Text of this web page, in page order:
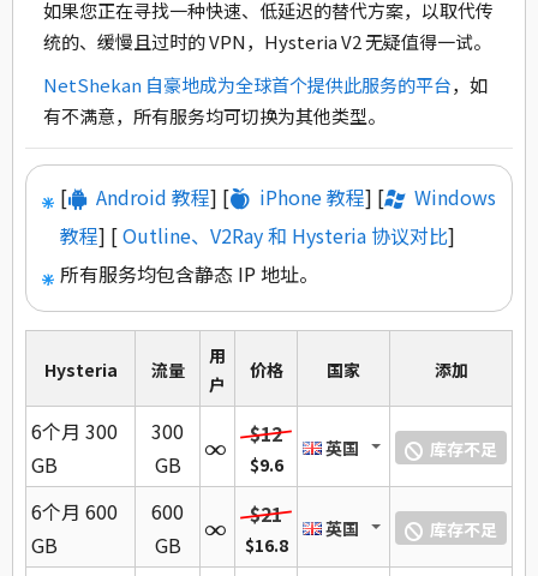
如果您正在寻找一种快速、低延迟的替代方案，以取代传
统的、缓慢且过时的 VPN，Hysteria V2 无疑值得一试。
NetShekan 自豪地成为全球首个提供此服务的平台，如
有不满意，所有服务均可切换为其他类型。
[ Android 教程] [ iPhone 教程] [
Windows
教程] [Outline、V2Ray 和 Hysteria 协议对比]
所有服务均包含静态 IP 地址。
Hysteria 流量
用
户
价格 国家 添加
6个月 300
GB
300
GB
$12
$9.6
英国 库存不足
6个月 600
GB
600
GB
$21
$16.8
英国 库存不足